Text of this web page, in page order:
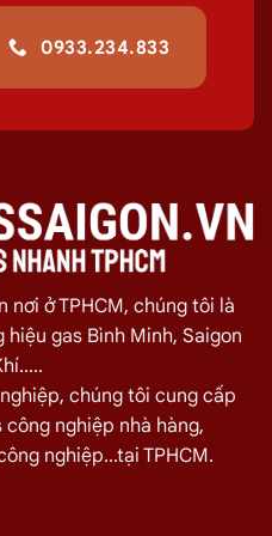
2025 tại TPHCM.
huyên cung cấp, đổi
12Kg,gascông
giao tận nơi tại
hiệu quả hơn.
còn cung cấp
gas công nghiệp
Phường Bàn Cờ
lượng lớn cho nhà hàng,
vui lòng liên hệ ngay với chúng
0933.234.833
nơi ở TPHCM, chúng tôi là
gas Bình Minh, Saigon
chúng tôi cung cấp
nghiệp nhà hàng,
nghiệp...tại TPHCM.